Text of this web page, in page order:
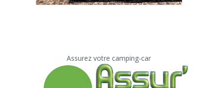
Assurez votre camping-car